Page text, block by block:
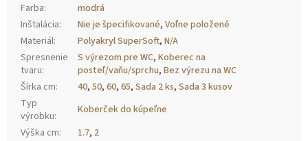
Farba:
modrá
Inštalácia: Nie je špecifikované, Voľne položené
Materiál: Polyakryl SuperSoft, N/A
Spresnenie
tvaru:
S výrezom pre WC, Koberec na
posteľ/vaňu/sprchu, Bez výrezu na WC
Šírka cm: 40, 50, 60, 65, Sada 2 ks, Sada 3 kusov
Typ
výrobku:
Koberček do kúpeľne
Výška cm: 1.7, 2